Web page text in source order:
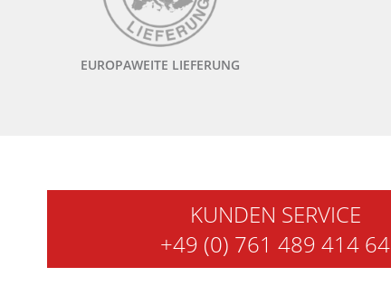
EUROPAWEITE LIEFERUNG
KUNDEN SERVICE
+49 (0) 761 489 414 64